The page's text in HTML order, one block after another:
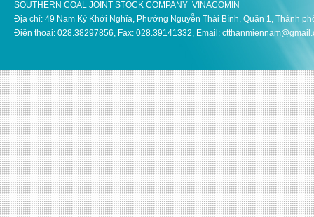
SOUTHERN COAL JOINT STOCK COMPANY VINACOMIN
Địa chỉ: 49 Nam Kỳ Khởi Nghĩa, Phường Nguyễn Thái Bình, Quận 1, Thành
Điện thoại: 028.38297856, Fax: 028.39141332, Email: